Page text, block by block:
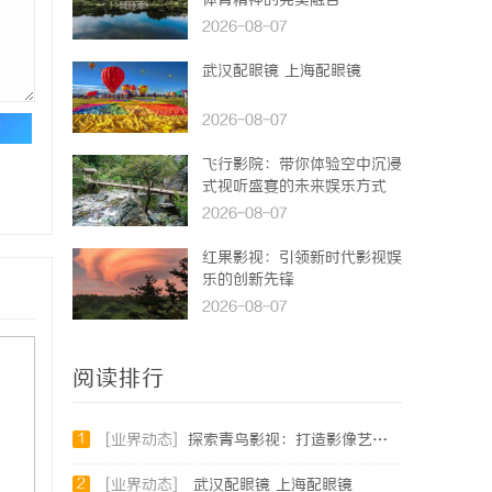
2026-08-07
武汉配眼镜 上海配眼镜
2026-08-07
飞行影院：带你体验空中沉浸
式视听盛宴的未来娱乐方式
2026-08-07
红果影视：引领新时代影视娱
乐的创新先锋
2026-08-07
阅读排行
1 [业界动态] 探索青鸟影视：打造影像艺术的全新体验与未来发展
2 [业界动态] 武汉配眼镜 上海配眼镜